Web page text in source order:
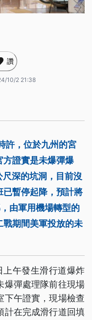
讚
10/2 21:38
許，位於九州的宮
方證實是未爆彈爆
深的坑洞，目前沒
暫停起降，預計將
由軍用機場轉型的
期間美軍投放的未
上午發生滑行道爆炸
爆彈處理隊前往現場
下午證實，現場檢查
計在完成滑行道回填